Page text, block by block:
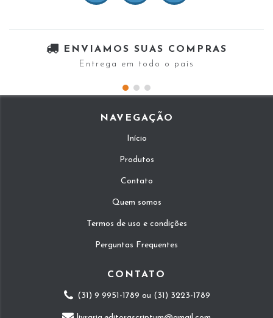
ENVIAMOS SUAS COMPRAS
Entrega em todo o país
NAVEGAÇÃO
Início
Produtos
Contato
Quem somos
Termos de uso e condições
Perguntas Frequentes
CONTATO
(31) 9 9951-1789 ou (31) 3223-1789